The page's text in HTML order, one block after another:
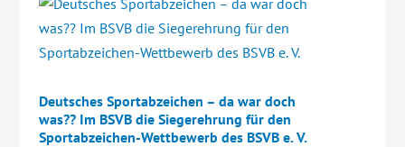
Deutsches Sportabzeichen – da war doch
was?? Im BSVB die Siegerehrung für den
Sportabzeichen-Wettbewerb des BSVB e. V.